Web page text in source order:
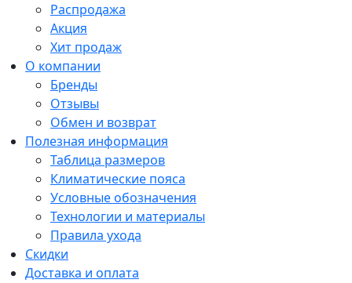
Распродажа
Акция
Хит продаж
О компании
Бренды
Отзывы
Обмен и возврат
Полезная информация
Таблица размеров
Климатические пояса
Условные обозначения
Технологии и материалы
Правила ухода
Скидки
Доставка и оплата